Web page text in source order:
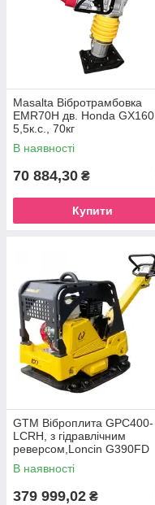
Masalta Вібротрамбовка
EMR70H дв. Honda GX160
5,5к.с., 70кг
В наявності
70 884,30 ₴
Купити
GTM Віброплита GPC400-
LCRH, з гідравлічним
реверсом,Loncin G390FD
13к.с., 405кг, розмір плити
900*650, лита плита з
В наявності
379 999,02 ₴